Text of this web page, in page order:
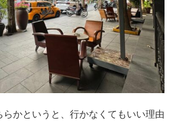
かというと、行かなくてもいい理由